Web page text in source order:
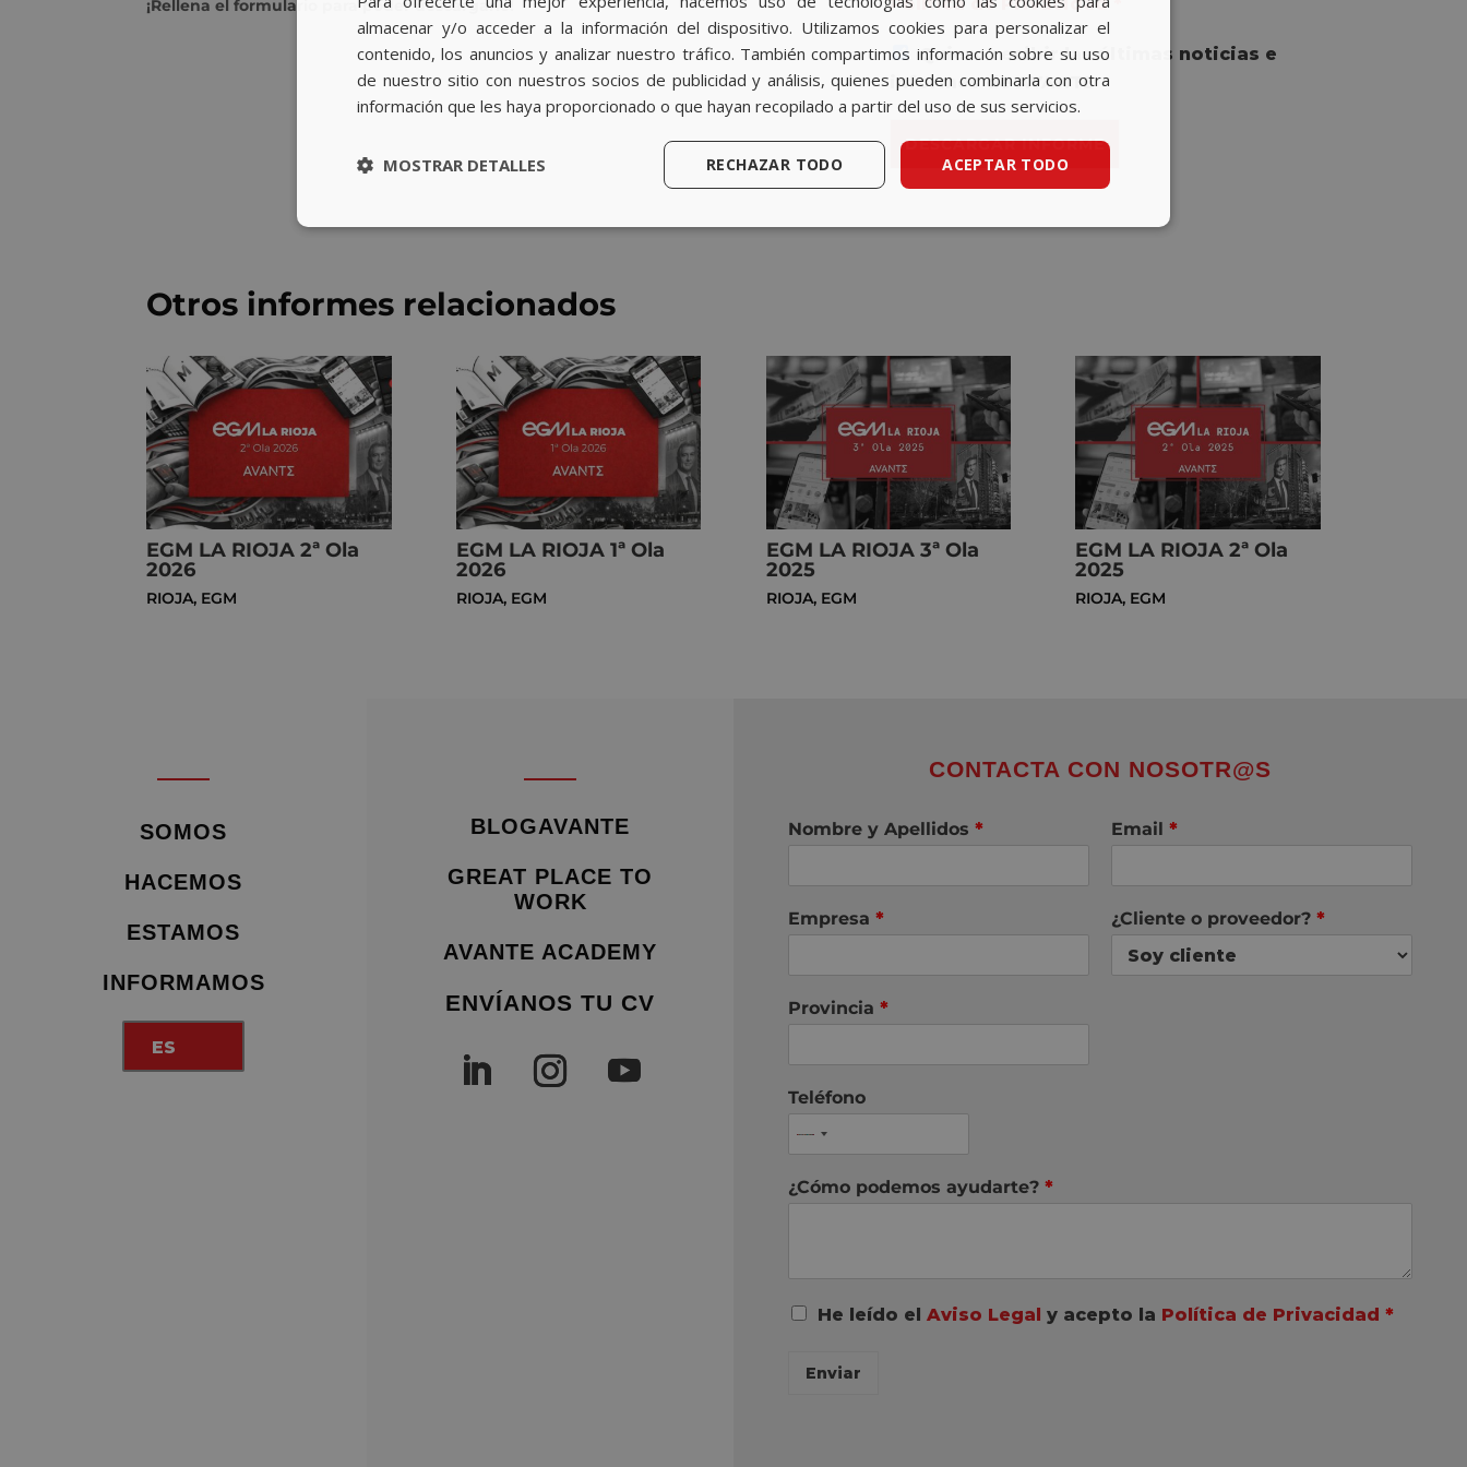
¡Rellena el formulario para poder descargarlo!
u
e
r
d
o
G
D
Quiero recibir las últimas noticias e
informes de AVANTE
DESCARGAR INFORME
Otros informes relacionados
EGM LA RIOJA 2ª Ola
2026
RIOJA, EGM
EGM LA RIOJA 1ª Ola
2026
RIOJA, EGM
EGM LA RIOJA 3ª Ola
2025
RIOJA, EGM
EGM LA RIOJA 2ª Ola
2025
RIOJA, EGM
SOMOS
HACEMOS
ESTAMOS
INFORMAMOS
ES
BLOGAVANTE
GREAT PLACE TO
WORK
AVANTE ACADEMY
ENVÍANOS TU CV
CONTACTA CON NOSOTR@S
Nombre y Apellidos * Email *
Empresa * ¿Cliente o proveedor? *
Provincia *
Teléfono
¿Cómo podemos ayudarte? *
A
He leído el Aviso Legal y acepto la Política de Privacidad *
Enviar
BASQUE
CATALAN
ENGLISH
almacenar y/o acceder a la información del dispositivo. Utilizamos cookies para personalizar el
contenido, los anuncios y analizar nuestro tráfico. También compartimos información sobre su uso
de nuestro sitio con nuestros socios de publicidad y análisis, quienes pueden combinarla con otra
información que les haya proporcionado o que hayan recopilado a partir del uso de sus servicios.
ACEPTAR TODO
RECHAZAR TODO
MOSTRAR DETALLES